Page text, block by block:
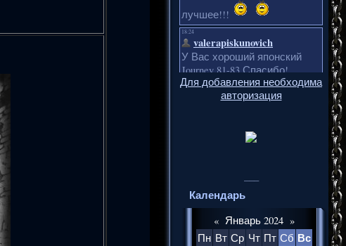
Для добавления необходима
авторизация
Календарь
« Январь 2024 »
Пн Вт Ср Чт Пт Сб Вс